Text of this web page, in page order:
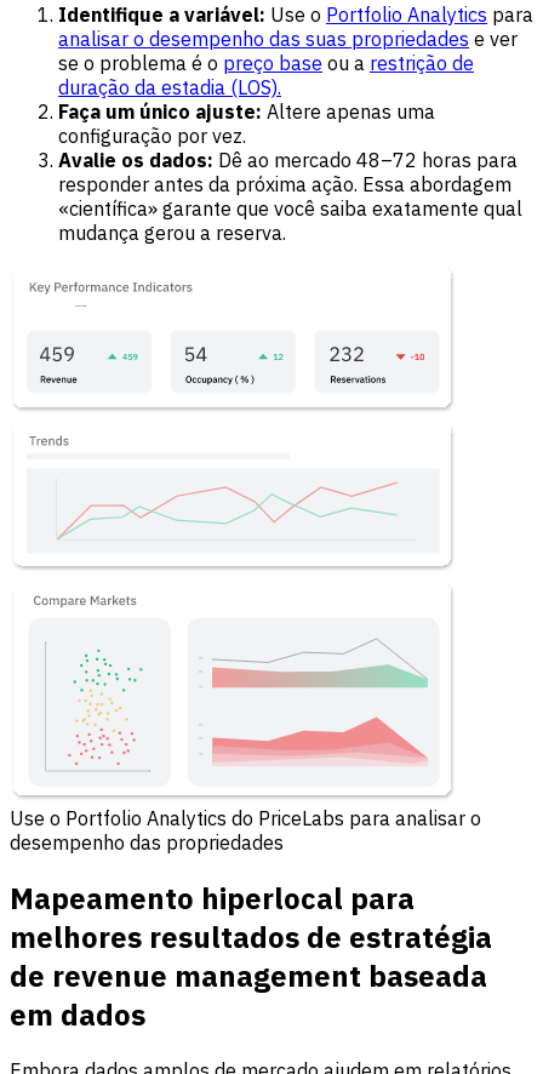
Identifique a variável: Use o Portfolio Analytics para
analisar o desempenho das suas propriedades e ver
se o problema é o preço base ou a restrição de
duração da estadia (LOS).
Faça um único ajuste: Altere apenas uma
configuração por vez.
Avalie os dados: Dê ao mercado 48–72 horas para
responder antes da próxima ação. Essa abordagem
«científica» garante que você saiba exatamente qual
mudança gerou a reserva.
Use o Portfolio Analytics do PriceLabs para analisar o
desempenho das propriedades
Mapeamento hiperlocal para
melhores resultados de estratégia
de revenue management baseada
em dados